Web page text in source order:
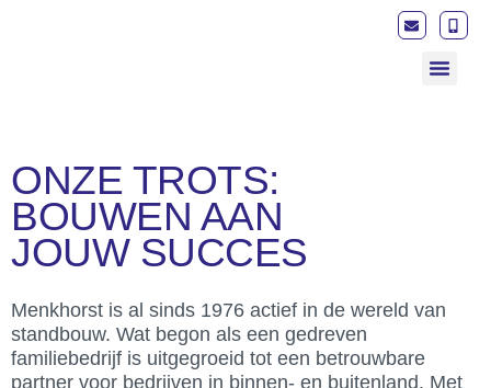
ONZE TROTS:
BOUWEN AAN
JOUW SUCCES
Menkhorst is al sinds 1976 actief in de wereld van
standbouw. Wat begon als een gedreven
familiebedrijf is uitgegroeid tot een betrouwbare
partner voor bedrijven in binnen- en buitenland. Met